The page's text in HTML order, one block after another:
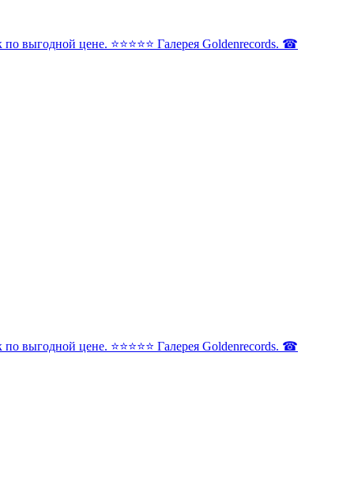
выгодной цене. ⭐️⭐️⭐️⭐️⭐️ Галерея Goldenrecords. ☎
выгодной цене. ⭐️⭐️⭐️⭐️⭐️ Галерея Goldenrecords. ☎